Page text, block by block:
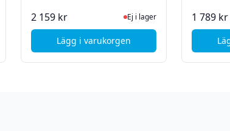
1200W Platinum Black
2 159 kr Ej i lager, besök
Ej i lager
Lägg i varukorgen, Thermaltake Toughpower PF1 -
1 789 kr